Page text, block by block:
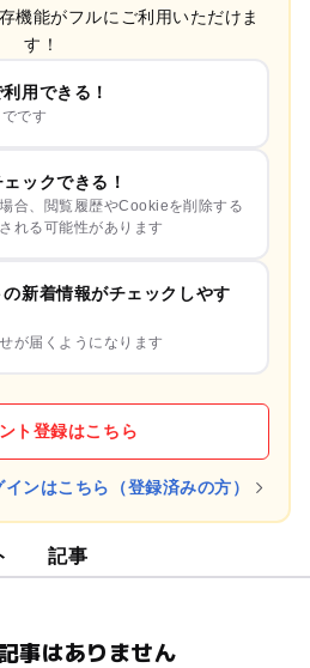
機能がフルにご利用いただけま
す！
用できる！
です
ックできる！
合、閲覧履歴やCookieを削除する
れる可能性があります
新着情報がチェックしやす
が届くようになります
ト登録はこちら
インはこちら（登録済みの方）
記事
事はありません